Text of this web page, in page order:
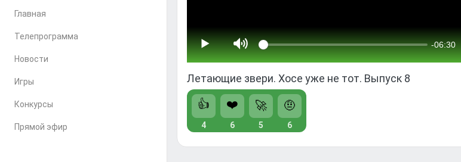
Главная
Телепрограмма
Новости
Игры
Конкурсы
Прямой эфир
Летающие звери. Хосе уже не тот. Выпуск 8
👍
4
❤️
6
🚀
5
🤨
6